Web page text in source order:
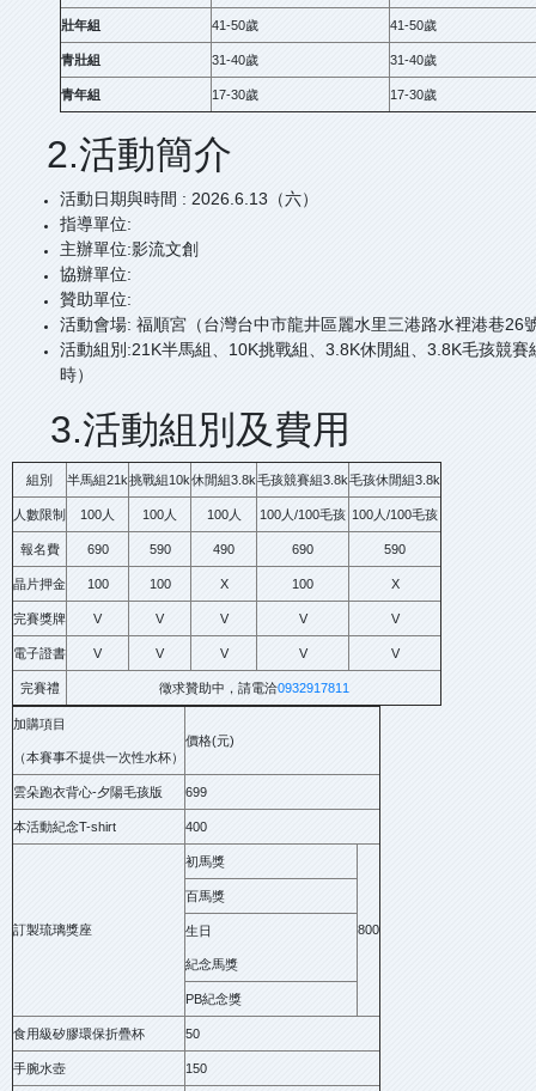
壯年組 41-50歲 41-50歲
青壯組 31-40歲 31-40歲
青年組 17-30歲 17-30歲
2.活動簡介
活動日期與時間 : 2026.6.13（六）
指導單位:
主辦單位:影流文創
協辦單位:
贊助單位:
活動會場: 福順宮（台灣台中市龍井區麗水里三港路水裡港巷26
活動組別:21K半馬組、10K挑戰組、3.8K休閒組、3.8K毛孩競
時）
3.活動組別及費用
組別 半馬組21k挑戰組10k休閒組3.8k毛孩競賽組3.8k毛孩休閒組3.8k
人數限制 100人 100人 100人 100人/100毛孩 100人/100毛孩
報名費 690 590 490 690 590
晶片押金 100 100 X 100 X
完賽獎牌 V V V V V
電子證書 V V V V V
完賽禮 徵求贊助中，請電洽0932917811
加購項目
（本賽事不提供一次性水杯）
價格(元)
雲朵跑衣背心-夕陽毛孩版 699
本活動紀念T-shirt 400
訂製琉璃獎座
初馬獎
800
百馬獎
生日
紀念馬獎
PB紀念獎
食用級矽膠環保折疊杯 50
手腕水壺 150